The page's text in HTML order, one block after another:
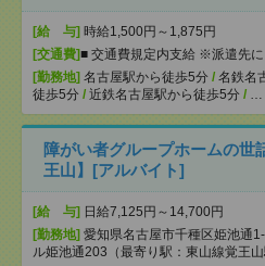
[給 与] 時給1,500円～1,875円
[交通費]■ 交通費規定内支給 ※派遣先に
[勤務地] 名古屋駅から徒歩5分 / 名鉄名
徒歩5分 / 近鉄名古屋駅から徒歩5分 / …
障がい者グループホームの世
王山】[アルバイト]
[給 与] 日給7,125円～14,700円
[勤務地] 愛知県名古屋市千種区姫池通
ル姫池通203（最寄り駅：東山線覚王山